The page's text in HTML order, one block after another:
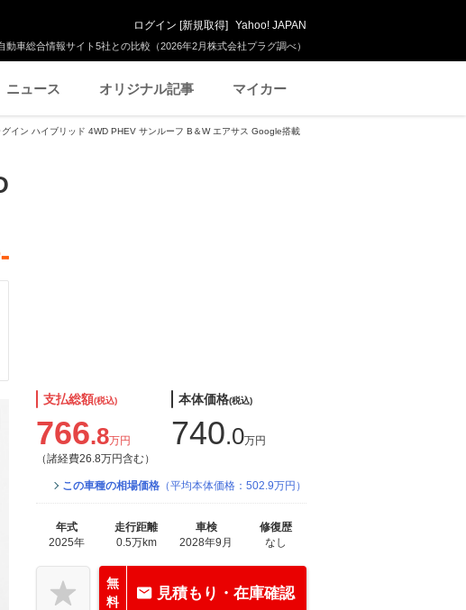
車総合情報サイト5社との比較（2026年2月株式会社プラグ調べ）
ログイン [新規取得] Yahoo! JAPAN
ニュース オリジナル記事 マイカー
イン ハイブリッド 4WD PHEV サンルーフ B＆W エアサス Google搭載
支払総額(税込)
766.8万円
（諸経費26.8万円含む）
本体価格(税込)
740.0万円
この車種の相場価格 （平均本体価格：502.9万円）
年式
2025年
走行距離
0.5万km
車検
2028年9月
修復歴
なし
無
料
見積もり・在庫確認